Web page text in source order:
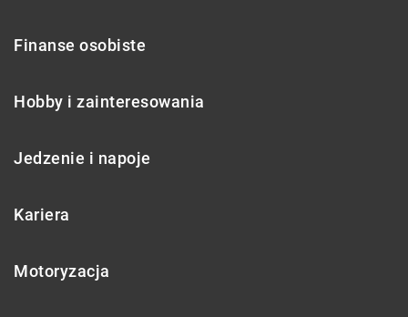
Finanse osobiste
Hobby i zainteresowania
Jedzenie i napoje
Kariera
Motoryzacja